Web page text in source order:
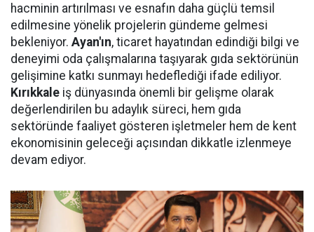
hacminin artırılması ve esnafın daha güçlü temsil
edilmesine yönelik projelerin gündeme gelmesi
bekleniyor. Ayan'ın, ticaret hayatından edindiği bilgi ve
deneyimi oda çalışmalarına taşıyarak gıda sektörünün
gelişimine katkı sunmayı hedeflediği ifade ediliyor.
Kırıkkale iş dünyasında önemli bir gelişme olarak
değerlendirilen bu adaylık süreci, hem gıda
sektöründe faaliyet gösteren işletmeler hem de kent
ekonomisinin geleceği açısından dikkatle izlenmeye
devam ediyor.